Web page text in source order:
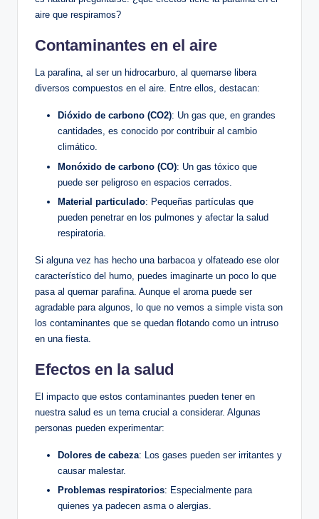
aire ‌que respiramos?⁢
Contaminantes ‌en el aire
La parafina, al ser ⁤un hidrocarburo, al quemarse libera
diversos compuestos en el aire. Entre ellos, destacan:
Dióxido ⁤de carbono ‍(CO2): Un ​gas que, en grandes
cantidades, es conocido por contribuir al cambio
climático.
Monóxido de carbono (CO): Un gas tóxico que
puede ser peligroso en espacios cerrados.
Material ‌particulado: Pequeñas partículas que
pueden penetrar en los pulmones⁤ y afectar la salud
respiratoria.
Si alguna⁢ vez has hecho ​una barbacoa y olfateado ese olor
característico del humo, puedes ​imaginarte un poco lo que
pasa al quemar​ parafina. Aunque el aroma puede ser
agradable para algunos, lo que no vemos a simple vista ​son
los contaminantes que se ​quedan flotando como un intruso
en una fiesta.
Efectos en la salud
El impacto que estos⁤ contaminantes pueden tener en
nuestra salud es‌ un tema crucial a considerar. Algunas
personas pueden experimentar:
Dolores de ⁤cabeza: Los gases pueden⁣ ser irritantes y
causar malestar.
Problemas respiratorios: Especialmente para
⁢quienes⁣ ya padecen​ asma o ⁣alergias.